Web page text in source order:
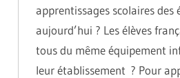
apprentissages scolaires des
aujourd’hui ? Les élèves
tous du même équipement
leur établissement ? Pour